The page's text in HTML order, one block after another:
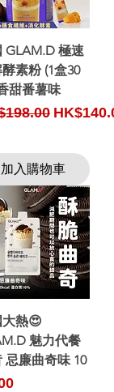
GLAM.D 極速
素粉 (1盒30
甜番薯味
PriceSale Price
加入購物車
熱😍
魅力代餐
忌廉曲奇味 10